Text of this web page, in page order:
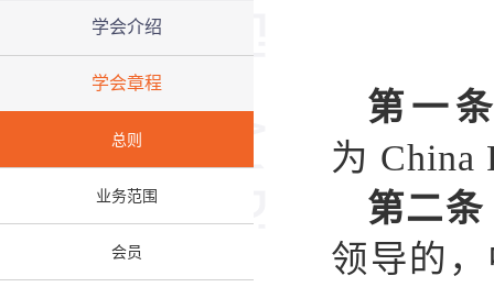
学会介绍
学会章程
总则
业务范围
会员
第一
为 China
第二条
领导的，